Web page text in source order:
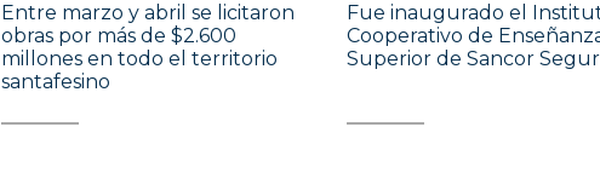
Entre marzo y abril se licitaron
obras por más de $2.600
millones en todo el territorio
santafesino
Fue inaugurado el
Cooperativo de
Superior de Sancor